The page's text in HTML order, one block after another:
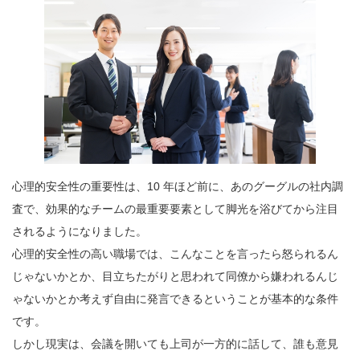
心理的安全性の重要性は、10 年ほど前に、あのグーグルの社内調
査で、効果的なチームの最重要要素として脚光を浴びてから注目
されるようになりました。
心理的安全性の高い職場では、こんなことを言ったら怒られるん
じゃないかとか、目立ちたがりと思われて同僚から嫌われるんじ
ゃないかとか考えず自由に発言できるということが基本的な条件
です。
しかし現実は、会議を開いても上司が一方的に話して、誰も意見